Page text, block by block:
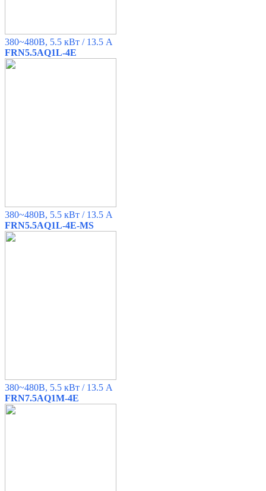
380~480B, 5.5 кВт / 13.5 A
FRN5.5AQ1L-4E
380~480B, 5.5 кВт / 13.5 A
FRN5.5AQ1L-4E-MS
380~480B, 5.5 кВт / 13.5 A
FRN7.5AQ1M-4E